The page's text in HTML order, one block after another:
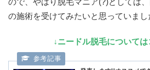
の施術を受けてみたいと思っていまし
↓ニードル脱毛については